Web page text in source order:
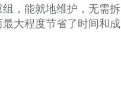
，能就地维护，无需拆
大程度节省了时间和成